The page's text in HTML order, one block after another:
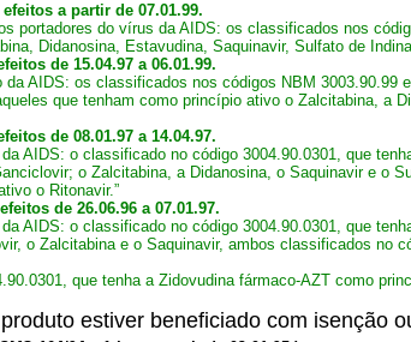
a partir de 07.01.99.
portadores do vírus da AIDS: os classificados nos
Didanosina, Estavudina, Saquinavir, Sulfato de
de 15.04.97 a 06.01.99.
AIDS: os classificados nos códigos NBM
que tenham como princípio ativo o Zalcitabina, a
de 08.01.97 a 14.04.97.
AIDS: o classificado no código 3004.90.0301, que
o Zalcitabina, a Didanosina, o Saquinavir e o
o Ritonavir.”
de 26.06.96 a 07.01.97.
AIDS: o classificado no código 3004.90.0301, que
o Zalcitabina e o Saquinavir, ambos classificados no
que tenha a Zidovudina fármaco-AZT como
estiver beneficiado com isenção